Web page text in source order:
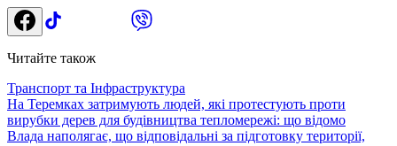
Читайте також
Транспорт та Інфраструктура
На Теремках затримують людей, які протестують проти
вирубки дерев для будівництва тепломережі: що відомо
Влада наполягає, що відповідальні за підготовку території,